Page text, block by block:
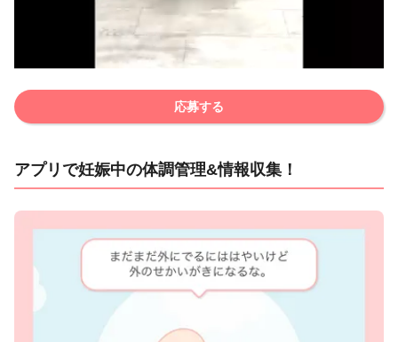
応募する
アプリで妊娠中の体調管理&情報収集！